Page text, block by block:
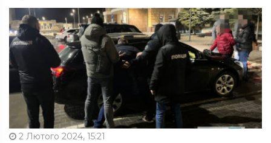
2 Лютого 2024, 15:21